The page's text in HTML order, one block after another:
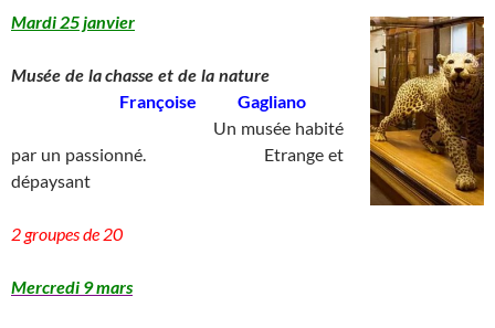
Mardi 25 janvier
Musée de la chasse et de la nature
Françoise Gagliano
Un musée habité
par un passionné.
Etrange et
dépaysant
2 groupes de 20
Mercredi 9 mars